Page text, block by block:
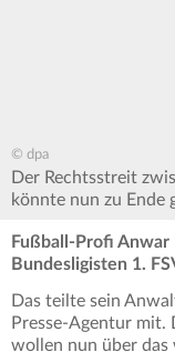
© dpa
Der Rechtsstreit
könnte nun zu Ende
Fußball-Profi Anwar
Bundesligisten 1.
Das teilte sein
Presse-Agentur mit.
wollen nun über das